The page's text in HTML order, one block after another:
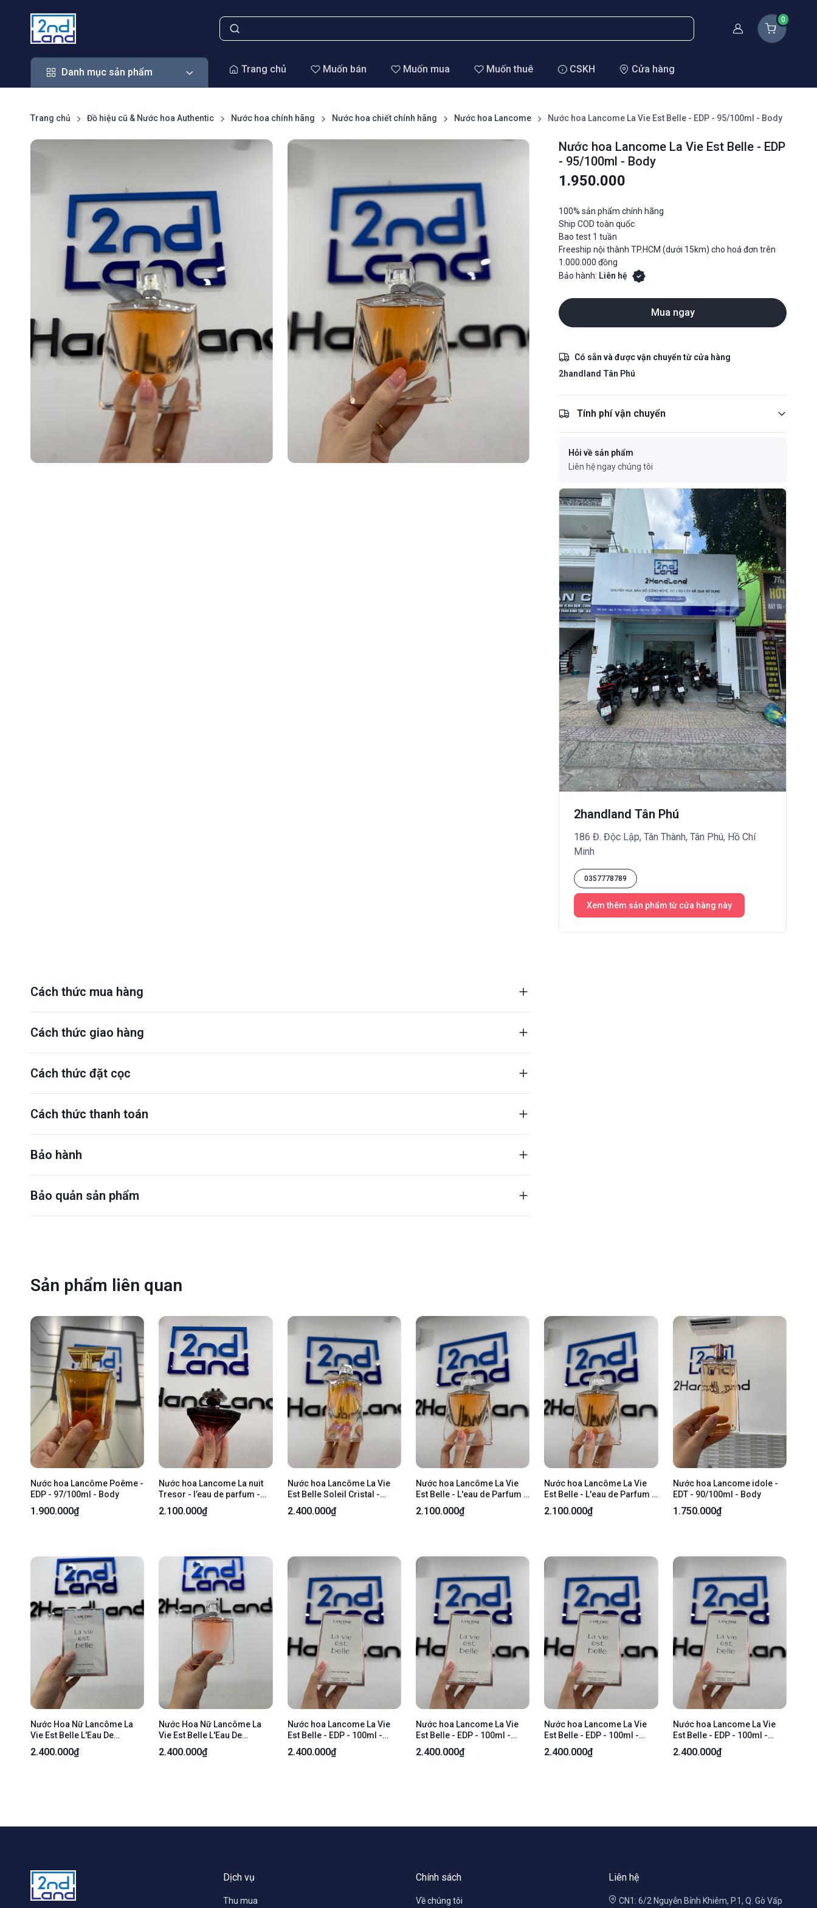
Thành viên
0
Danh mục sản phẩm
Danh mục sản phẩm Trang chủ Muốn bán Muốn mua Muốn thuê CSKH Cửa hàng
Trang chủ Đồ hiệu cũ & Nước hoa Authentic Nước hoa chính hãng Nước hoa chiết chính hãng Nước hoa Lancome Nước hoa Lancome La Vie Est Belle - EDP - 95/100ml - Body
Nước hoa Lancome La Vie Est Belle - EDP
- 95/100ml - Body
1.950.000
100% sản phẩm chính hãng
Ship COD toàn quốc
Bao test 1 tuần
Freeship nội thành TP.HCM (dưới 15km) cho hoá đơn trên
1.000.000 đồng
Bảo hành: Liên hệ
Mua ngay
Có sẵn và được vận chuyển từ cửa hàng
2handland Tân Phú
Tính phí vận chuyển
Hỏi về sản phẩm
Liên hệ ngay chúng tôi
2handland Tân Phú
186 Đ. Độc Lập, Tân Thành, Tân Phú, Hồ Chí
Minh
0357778789
Xem thêm sản phẩm từ cửa hàng này
Cách thức mua hàng
Cách thức giao hàng
Cách thức đặt cọc
Cách thức thanh toán
Bảo hành
Bảo quản sản phẩm
Sản phẩm liên quan
Nước hoa Lancôme Poême -
EDP - 97/100ml - Body
1.900.000₫
Nước hoa Lancome La nuit
Tresor - l’eau de parfum -
100ml - Body
2.100.000₫
Nước hoa Lancôme La Vie
Est Belle Soleil Cristal -
L'eau de Parfum - 100ml -
Kèm box
2.400.000₫
Nước hoa Lancôme La Vie
Est Belle - L'eau de Parfum -
98/100ml - body
2.100.000₫
Nước hoa Lancôme La Vie
Est Belle - L'eau de Parfum -
98/100ml - body
2.100.000₫
Nước hoa Lancome idole -
EDT - 90/100ml - Body
1.750.000₫
Nước Hoa Nữ Lancôme La
Vie Est Belle L'Eau De
Parfum - 100ml - Newseal
2.400.000₫
Nước Hoa Nữ Lancôme La
Vie Est Belle L'Eau De
Parfum - 100ml - Openbox
2.400.000₫
Nước hoa Lancome La Vie
Est Belle - EDP - 100ml -
NewSeal
2.400.000₫
Nước hoa Lancome La Vie
Est Belle - EDP - 100ml -
NewSeal
2.400.000₫
Nước hoa Lancome La Vie
Est Belle - EDP - 100ml -
NewSeal
2.400.000₫
Nước hoa Lancome La Vie
Est Belle - EDP - 100ml -
NewSeal
2.400.000₫
Dịch vụ
Thu mua
Chính sách
Về chúng tôi
Liên hệ
CN1: 6/2 Nguyễn Bỉnh Khiêm, P.1, Q. Gò Vấp